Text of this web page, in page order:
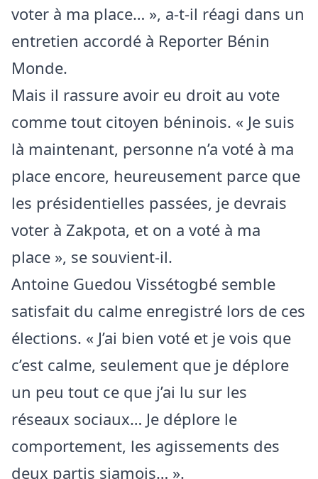
voter à ma place… », a-t-il réagi dans un
entretien accordé à Reporter Bénin
Monde.
Mais il rassure avoir eu droit au vote
comme tout citoyen béninois. « Je suis
là maintenant, personne n’a voté à ma
place encore, heureusement parce que
les présidentielles passées, je devrais
voter à Zakpota, et on a voté à ma
place », se souvient-il.
Antoine Guedou Vissétogbé semble
satisfait du calme enregistré lors de ces
élections. « J’ai bien voté et je vois que
c’est calme, seulement que je déplore
un peu tout ce que j’ai lu sur les
réseaux sociaux… Je déplore le
comportement, les agissements des
deux partis siamois… ».